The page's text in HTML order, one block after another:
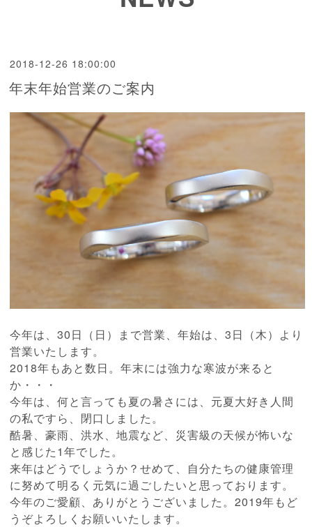
2018-12-26 18:00:00
年末年始営業のご案内
今年は、30日（日）まで営業、年始は、3日（木）より
営業いたします。
2018年もあと数日。年末には強力な寒波が来ると
か・・・
今年は、何と言っても夏の暑さには、元夏大好き人間
の私ですら、閉口しました。
酷暑、豪雨、洪水、地震など、災害級の天候が怖いな
と感じた1年でした。
来年はどうでしょうか？せめて、自分たちの健康管理
に努めて明るく元気に過ごしたいと思っております。
今年のご愛顧、ありがとうございました。2019年もど
うぞよろしくお願いいたします。